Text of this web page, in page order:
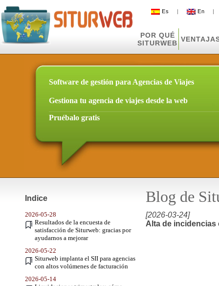
Es | En
POR QUÉ
SITURWEB
Software de gestión para Agencias de Viajes
Gestiona tu agencia de viajes desde la web
Pruébalo gratis
Indice Blog de
2026-05-28
Resultados de la encuesta de
satisfacción de Siturweb: gracias por
ayudarnos a mejorar
2026-05-22
Siturweb implanta el SII para agencias
con altos volúmenes de facturación
2026-05-14
[2026-03-24]
Alta de incidencias